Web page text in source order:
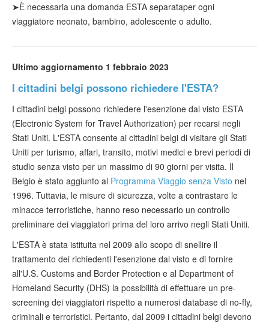
➤È necessaria una domanda ESTA separataper ogni
viaggiatore neonato, bambino, adolescente o adulto.
Ultimo aggiornamento 1 febbraio 2023
I cittadini belgi possono richiedere l'ESTA?
I cittadini belgi possono richiedere l'esenzione dal visto ESTA
(Electronic System for Travel Authorization) per recarsi negli
Stati Uniti. L'ESTA consente ai cittadini belgi di visitare gli Stati
Uniti per turismo, affari, transito, motivi medici e brevi periodi di
studio senza visto per un massimo di 90 giorni per visita. Il
Belgio è stato aggiunto al Programma Viaggio senza Visto nel
1996. Tuttavia, le misure di sicurezza, volte a contrastare le
minacce terroristiche, hanno reso necessario un controllo
preliminare dei viaggiatori prima del loro arrivo negli Stati Uniti.
L'ESTA è stata istituita nel 2009 allo scopo di snellire il
trattamento dei richiedenti l'esenzione dal visto e di fornire
all'U.S. Customs and Border Protection e al Department of
Homeland Security (DHS) la possibilità di effettuare un pre-
screening dei viaggiatori rispetto a numerosi database di no-fly,
criminali e terroristici. Pertanto, dal 2009 i cittadini belgi devono